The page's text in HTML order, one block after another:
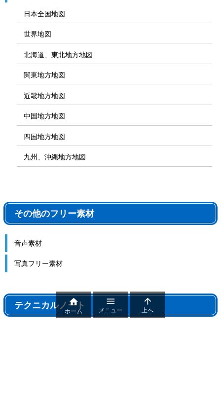
日本全国地図
世界地図
北海道、東北地方地図
関東地方地図
近畿地方地図
中国地方地図
四国地方地図
九州、沖縄地方地図
その他のフリー素材
音声素材
写真フリー素材
テクニカルノート

ホーム

メニュー

上へ